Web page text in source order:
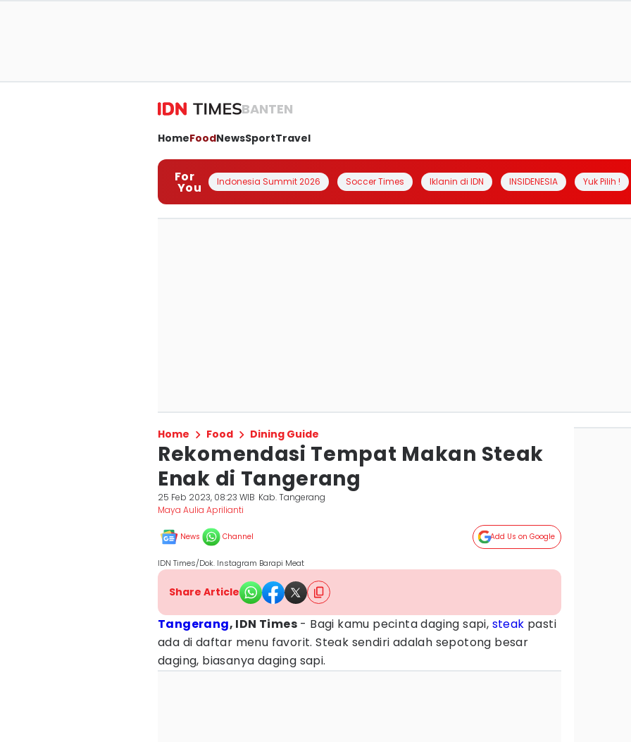
BANTEN
HomeFoodNewsSportTravel
For
You Indonesia Summit 2026 Soccer Times Iklanin di IDN INSIDENESIA Yuk Pilih !
Home Food Dining Guide
Rekomendasi Tempat Makan Steak
Enak di Tangerang
25 Feb 2023, 08:23 WIB Kab. Tangerang
Maya Aulia Aprilianti
News Channel Add Us on Google
IDN Times/Dok. Instagram Barapi Meat
Share Article
Tangerang, IDN Times - Bagi kamu pecinta daging sapi, steak pasti
ada di daftar menu favorit. Steak sendiri adalah sepotong besar
daging, biasanya daging sapi.